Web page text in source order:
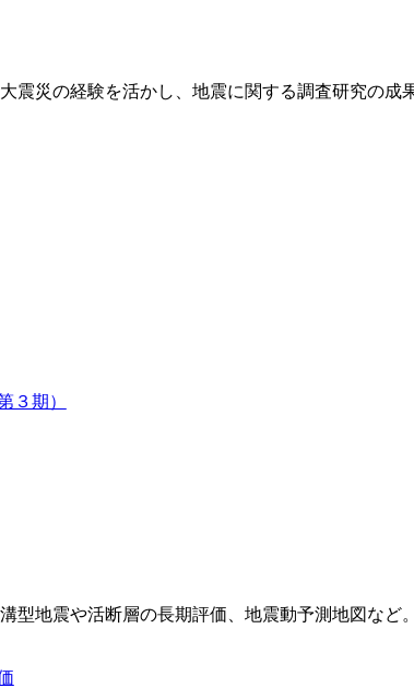
震災の経験を活かし、地震に関する調査研究の
３期）
型地震や活断層の長期評価、地震動予測地図など。